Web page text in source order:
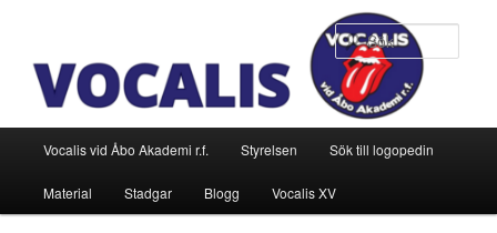
primärt
innehåll
sekundärt
innehåll
Vocalis vid Åbo Akademi r.f. Styrelsen Sök till logopedin
Material Stadgar Blogg Vocalis XV